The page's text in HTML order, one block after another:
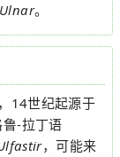
Ulnar。
14世纪起源于
鲁-拉丁语
，可能来